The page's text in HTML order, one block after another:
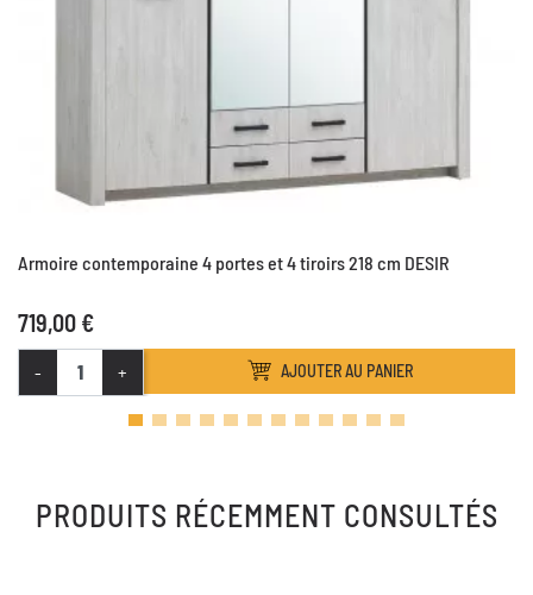
Armoire contemporaine 4 portes et 4 tiroirs 218 cm DESIR
719,00 €
- + AJOUTER AU PANIER
PRODUITS RÉCEMMENT CONSULTÉS